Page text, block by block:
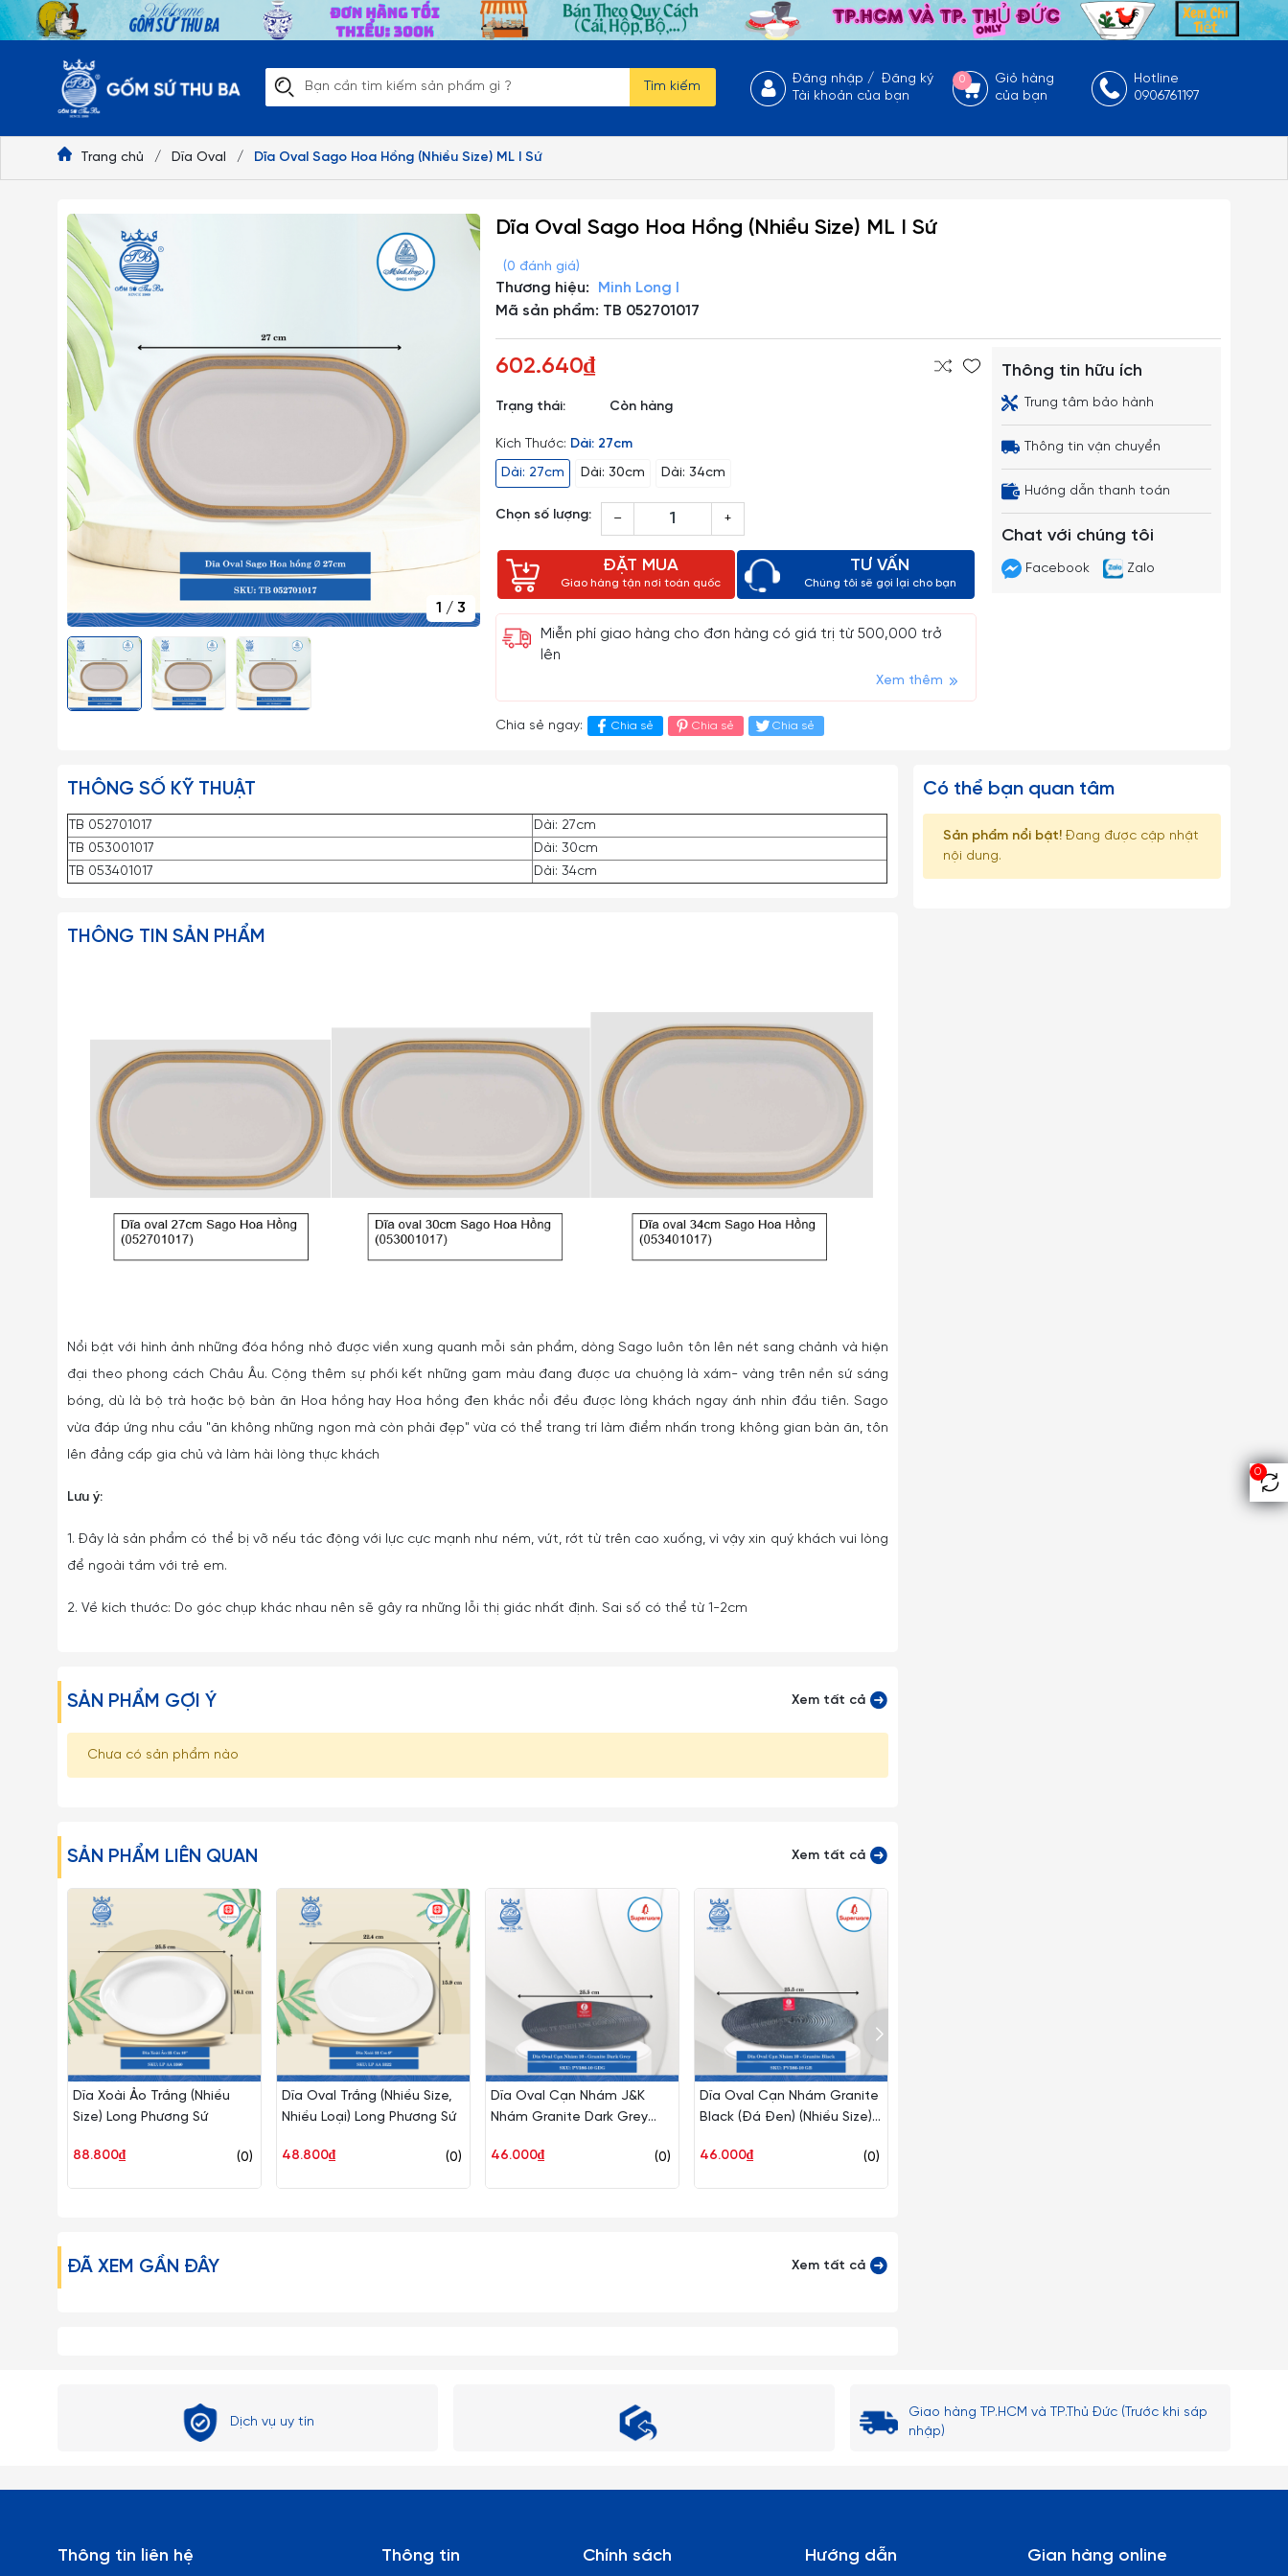
Tìm kiếm
Đăng nhập /Đăng ký
Tài khoản của bạn
0
Giỏ hàng
của bạn
Hotline
0906761197
0
Trang chủ / Dĩa Oval / Dĩa Oval Sago Hoa Hồng (Nhiều Size) ML I Sứ
1 / 3
Dĩa Oval Sago Hoa Hồng (Nhiều Size) ML I Sứ
(0 đánh giá)
Thương hiệu:
Minh Long I
Mã sản phẩm: TB 052701017
602.640₫
Trạng thái: Còn hàng
Kích Thước: Dài: 27cm
Dài: 27cm
Dài: 30cm Dài: 34cm
Chọn số lượng: – +
ĐẶT MUA
Giao hàng tận nơi toàn quốc
TƯ VẤN
Chúng tôi sẽ gọi lại cho bạn
Miễn phí giao hàng cho đơn hàng có giá trị từ 500,000 trở
lên
Xem thêm
Chia sẻ ngay: Chia sẻ Chia sẻ Chia sẻ
Thông tin hữu ích
Trung tâm bảo hành
Thông tin vận chuyển
Hướng dẫn thanh toán
Chat với chúng tôi
Facebook Zalo
THÔNG SỐ KỸ THUẬT
TB 052701017
Dài: 27cm
TB 053001017
Dài: 30cm
TB 053401017
Dài: 34cm
THÔNG TIN SẢN PHẨM
Nổi bật với hình ảnh những đóa hồng nhỏ được viền xung quanh mỗi sản phẩm, dòng Sago luôn tôn lên nét sang chảnh và hiện
đại theo phong cách Châu Âu. Cộng thêm sự phối kết những gam màu đang được ưa chuộng là xám- vàng trên nền sứ sáng
bóng, dù là bộ trà hoặc bộ bàn ăn Hoa hồng hay Hoa hồng đen khắc nổi đều được lòng khách ngay ánh nhìn đầu tiên. Sago
vừa đáp ứng nhu cầu "ăn không những ngon mà còn phải đẹp" vừa có thể trang trí làm điểm nhấn trong không gian bàn ăn, tôn
lên đẳng cấp gia chủ và làm hài lòng thực khách
Lưu ý:
1. Đây là sản phẩm có thể bị vỡ nếu tác động với lực cực mạnh như ném, vứt, rớt từ trên cao xuống, vì vậy xin quý khách vui lòng
để ngoài tầm với trẻ em.
2. Về kích thước: Do góc chụp khác nhau nên sẽ gây ra những lỗi thị giác nhất định. Sai số có thể từ 1-2cm
SẢN PHẨM GỢI Ý Xem tất cả
Chưa có sản phẩm nào
SẢN PHẨM LIÊN QUAN Xem tất cả
Dĩa Xoài Ảo Trắng (Nhiều
Size) Long Phương Sứ
(0)
88.800₫
Dĩa Oval Trắng (Nhiều Size,
Nhiều Loại) Long Phương Sứ
(0)
48.800₫
Dĩa Oval Cạn Nhám J&K
Nhám Granite Dark Grey
Superware Nhựa
(0)
46.000₫
Dĩa Oval Cạn Nhám Granite
Black (Đá Đen) (Nhiều Size)
(0)
46.000₫
ĐÃ XEM GẦN ĐÂY Xem tất cả
Có thể bạn quan tâm
Sản phẩm nổi bật!Đang được cập nhật
nội dung.
Dịch vụ uy tín
Giao hàng TP.HCM và TP.Thủ Đức (Trước khi sáp
nhập)
Thông tin liên hệ Thông tin Chính sách Hướng dẫn Gian hàng online